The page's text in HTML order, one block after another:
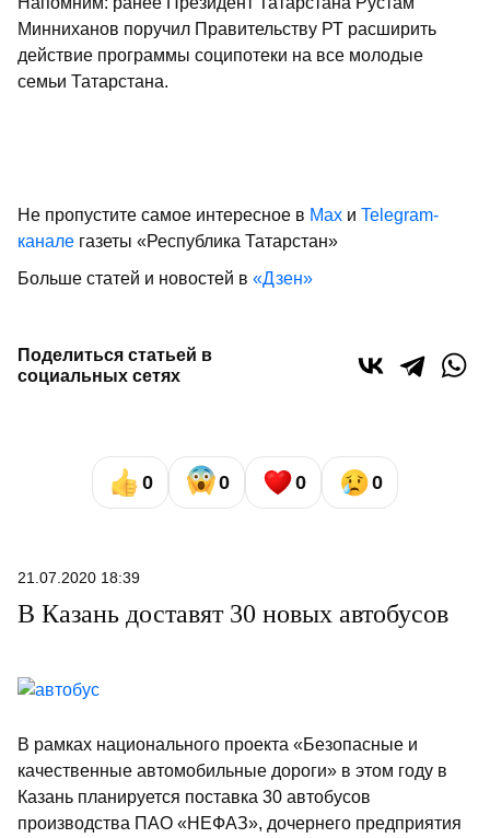
Минниханов поручил Правительству РТ расширить
действие программы соципотеки на все молодые
семьи Татарстана.
Не пропустите самое интересное в Max и Telegram-
канале газеты «Республика Татарстан»
Больше статей и новостей в «Дзен»
Поделиться статьей в
социальных сетях
0 0 0 0
21.07.2020 18:39
В Казань доставят 30 новых автобусов
В рамках национального проекта «Безопасные и
качественные автомобильные дороги» в этом году в
Казань планируется поставка 30 автобусов
производства ПАО «НЕФАЗ», дочернего предприятия